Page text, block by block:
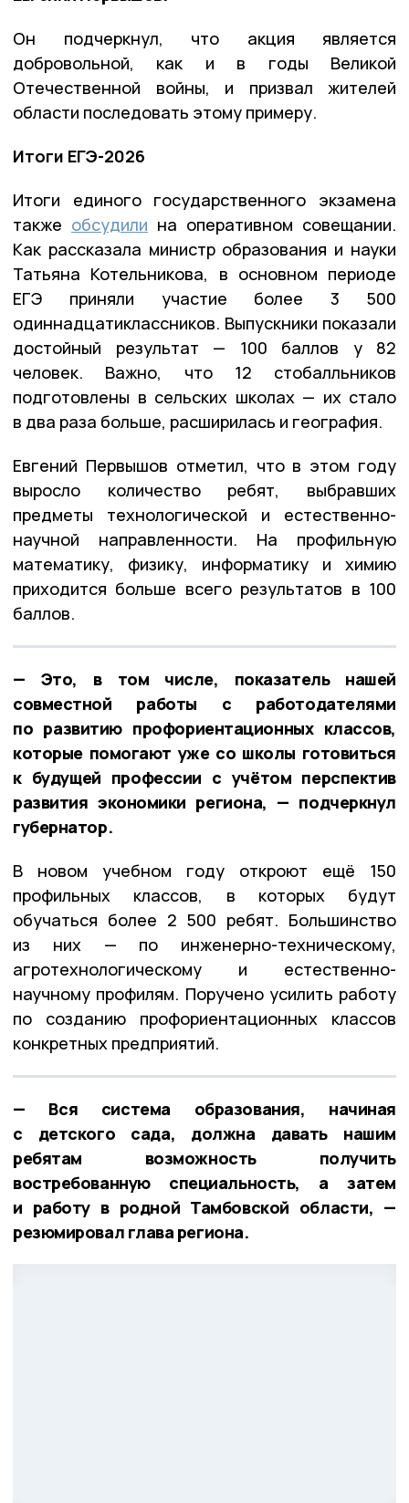
Он подчеркнул, что акция является
добровольной, как и в годы Великой
Отечественной войны, и призвал жителей
области последовать этому примеру.
Итоги ЕГЭ-2026
Итоги единого государственного экзамена
также обсудили на оперативном совещании.
Как рассказала министр образования и науки
Татьяна Котельникова, в основном периоде
ЕГЭ приняли участие более 3 500
одиннадцатиклассников. Выпускники показали
достойный результат — 100 баллов у 82
человек. Важно, что 12 стобалльников
подготовлены в сельских школах — их стало
в два раза больше, расширилась и география.
Евгений Первышов отметил, что в этом году
выросло количество ребят, выбравших
предметы технологической и естественно-
научной направленности. На профильную
математику, физику, информатику и химию
приходится больше всего результатов в 100
баллов.
— Это, в том числе, показатель нашей
совместной работы с работодателями
по развитию профориентационных классов,
которые помогают уже со школы готовиться
к будущей профессии с учётом перспектив
развития экономики региона, — подчеркнул
губернатор.
В новом учебном году откроют ещё 150
профильных классов, в которых будут
обучаться более 2 500 ребят. Большинство
из них — по инженерно-техническому,
агротехнологическому и естественно-
научному профилям. Поручено усилить работу
по созданию профориентационных классов
конкретных предприятий.
— Вся система образования, начиная
с детского сада, должна давать нашим
ребятам возможность получить
востребованную специальность, а затем
и работу в родной Тамбовской области, —
резюмировал глава региона.